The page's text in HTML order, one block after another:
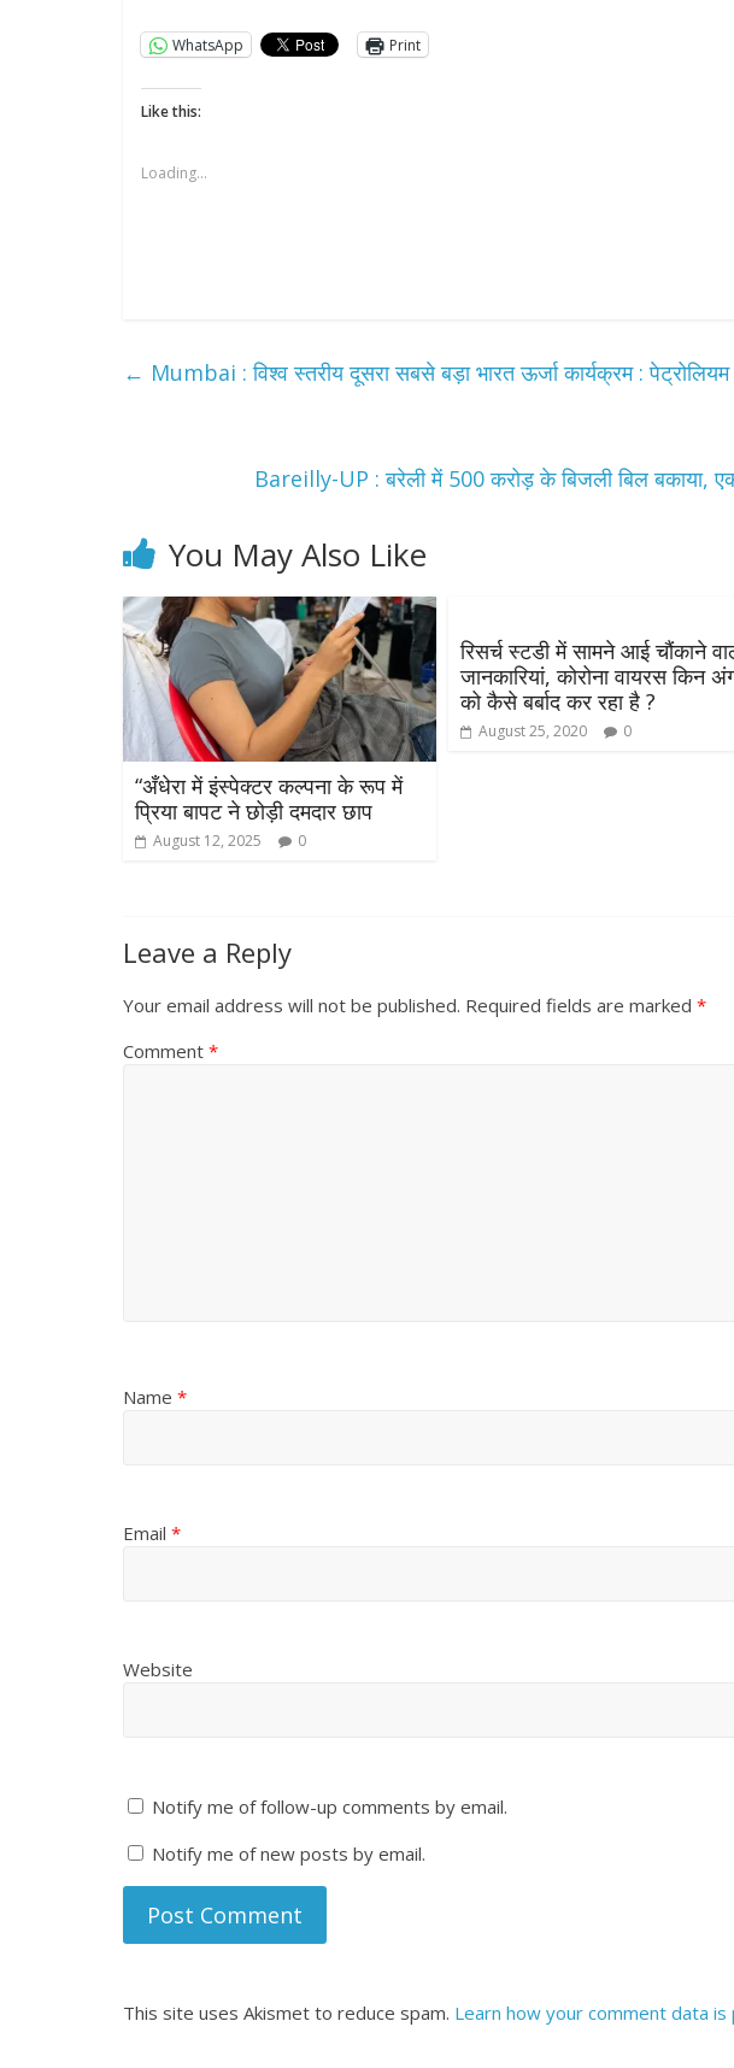
WhatsApp Print
Like this:
Loading...
← Mumbai : विश्व स्तरीय दूसरा सबसे बड़ा भारत ऊर्जा कार्यक्रम : पेट्रोलियम
Bareilly-UP : बरेली में 500 करोड़ के बिजली बिल बकाया,
You May Also Like
“अँधेरा में इंस्पेक्टर कल्पना के रूप में
प्रिया बापट ने छोड़ी दमदार छाप
August 12, 2025 0
रिसर्च स्टडी में सामने आई चौंकाने
जानकारियां, कोरोना वायरस किन
को कैसे बर्बाद कर रहा है ?
August 25, 2020 0
Leave a Reply
Your email address will not be published. Required fields are marked *
Comment *
Name *
Email *
Website
Notify me of follow-up comments by email.
Notify me of new posts by email.
This site uses Akismet to reduce spam. Learn how your comment data is
All Rights News Bareilly
Uttar
Pradesh
राजनीति हॉट राजनीतिक
समाजवादी पार्टी ने किया महंगाई के
खिलाफ प्रदर्शन